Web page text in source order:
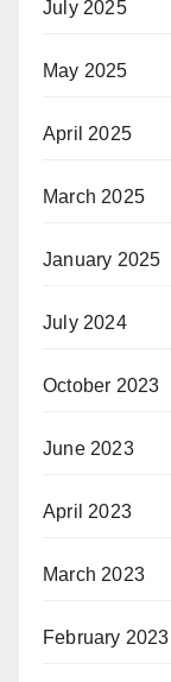
July 2025
May 2025
April 2025
March 2025
January 2025
July 2024
October 2023
June 2023
April 2023
March 2023
February 2023